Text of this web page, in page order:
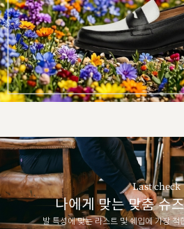
Last check
나에게 맞는 맞춤 슈
발 특성에 맞는 라스트 및 쉐입에 가장 적